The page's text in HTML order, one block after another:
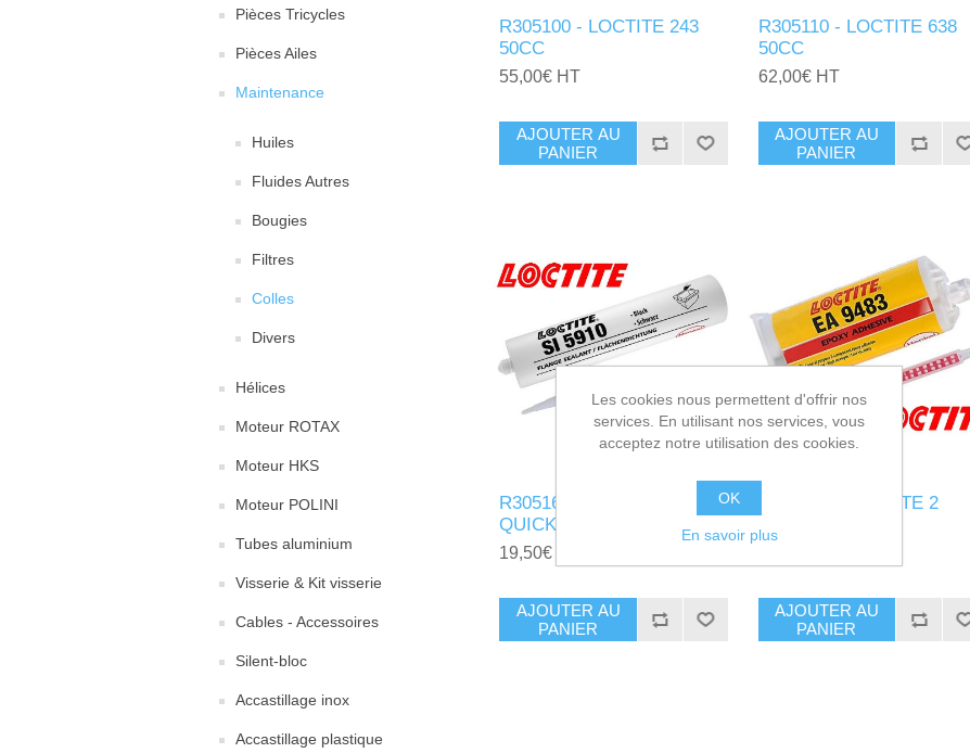
Pièces Tricycles
Pièces Ailes
Maintenance
Huiles
Fluides Autres
Bougies
Filtres
Colles
Divers
Hélices
Moteur ROTAX
Moteur HKS
Moteur POLINI
Tubes aluminium
Visserie & Kit visserie
Cables - Accessoires
Silent-bloc
Accastillage inox
Accastillage plastique
R305100 - LOCTITE 243
50CC
55,00€ HT
AJOUTER AU
PANIER
R305110 - LOCTITE 638
50CC
62,00€ HT
AJOUTER AU
PANIER
R305165 - LOCTITE 5910
QUICK GASKET NOIR
19,50€ HT
AJOUTER AU
PANIER
R305170 - LOCTITE 2
AJOUTER AU
PANIER
Les cookies nous permettent d'offrir nos
services. En utilisant nos services, vous
acceptez notre utilisation des cookies.
OK
En savoir plus